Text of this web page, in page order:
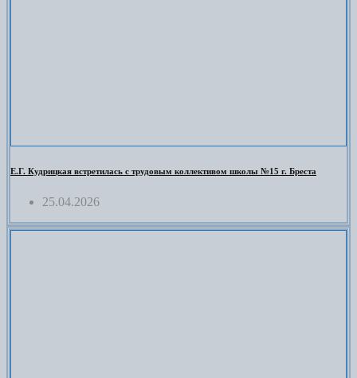
Е.Г. Кудрицкая встретилась с трудовым коллективом школы №15 г. Бреста
25.04.2026